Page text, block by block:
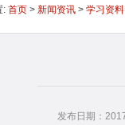
: 首页> 新闻资讯> 学习资料
发布日期：